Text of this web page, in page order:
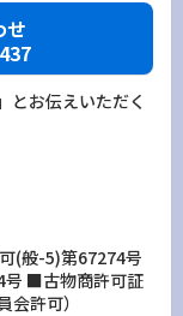
せ
とお伝えいただく
(般-5)第67274号
号 ■古物商許可証
許可）